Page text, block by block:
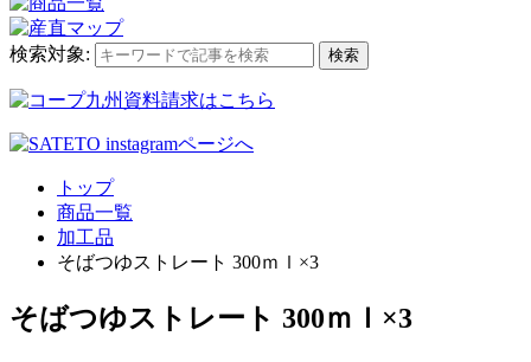
検索対象: 検索
トップ
商品一覧
加工品
そばつゆストレート 300ｍｌ×3
そばつゆストレート 300ｍｌ×3